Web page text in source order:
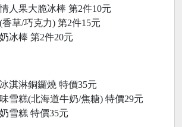
人果大脆冰棒 第2件10元
草/巧克力) 第2件15元
冰棒 第2件20元
淇淋銅鑼燒 特價35元
雪糕(北海道牛奶/焦糖) 特價29元
雪糕 特價35元